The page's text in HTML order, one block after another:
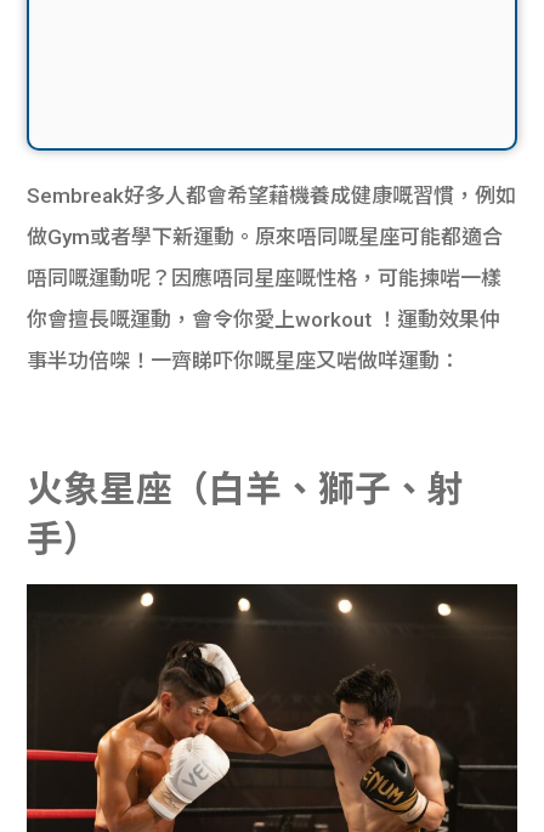
Sembreak好多人都會希望藉機養成健康嘅習慣，例如
做Gym或者學下新運動。原來唔同嘅星座可能都適合
唔同嘅運動呢？因應唔同星座嘅性格，可能揀啱一樣
你會擅長嘅運動，會令你愛上workout ！運動效果仲
事半功倍㗎！一齊睇吓你嘅星座又啱做咩運動：
火象星座（白羊、獅子、射
手）